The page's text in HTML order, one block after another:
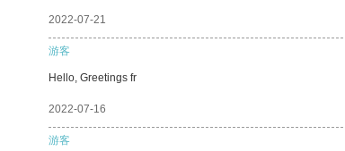
2022-07-21
游客
Hello, Greetings fr
2022-07-16
游客